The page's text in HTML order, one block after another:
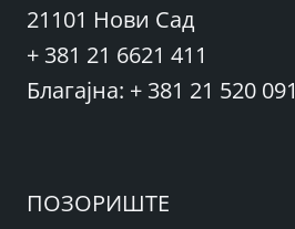
21101 Нови Сад
+ 381 21 6621 411
Благајна: + 381 21 520 091
ПОЗОРИШТЕ